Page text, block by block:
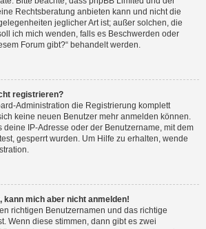
Rechtsberatung anbieten kann und nicht die
jeglicher Art ist; außer solchen, die
ich mich wenden, falls es Beschwerden oder
Forum gibt?“ behandelt werden.
registrieren?
Administration die Registrierung komplett
keine neuen Benutzer mehr anmelden können.
deine IP-Adresse oder der Benutzername, mit dem
gesperrt wurden. Um Hilfe zu erhalten, wende
kann mich aber nicht anmelden!
richtigen Benutzernamen und das richtige
Wenn diese stimmen, dann gibt es zwei